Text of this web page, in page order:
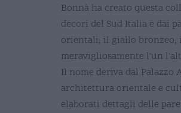
Bonnà ha creato questa
decori del Sud Italia e dai
orientali, il giallo bronzeo,
meravigliosamente l'un
Il nome deriva dal Palazzo
architettura orientale e
elaborati dettagli delle